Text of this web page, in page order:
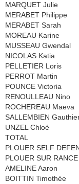
MARQUET Julie
MERABET Philippe
MERABET Sarah
MOREAU Karine
MUSSEAU Gwendal
NICOLAS Katia
PELLETIER Loris
PERROT Martin
POUNCE Victoria
RENOULLEAU Nino
ROCHEREAU Maeva
SALLEMBIEN
UNZEL Chloé
TOTAL
PLOUER SELF
PLOUER SUR
AMELINE Aaron
BOITTIN Timothée